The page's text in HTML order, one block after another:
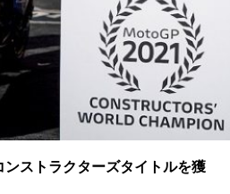
ストラクターズタイトルを獲